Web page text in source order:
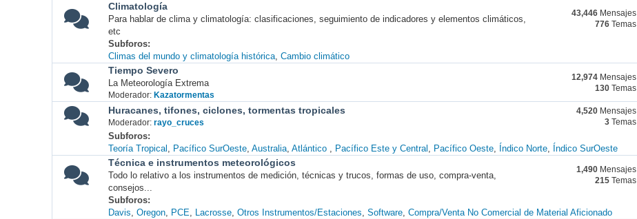
Climatología
Para hablar de clima y climatología: clasificaciones, seguimiento de indicadores y elementos climáticos,
etc
43,446 Mensajes
776 Temas
Subforos
Climas del mundo y climatología histórica Cambio climático
Tiempo Severo
La Meteorología Extrema
Moderador: Kazatormentas
12,974 Mensajes
130 Temas
Huracanes, tifones, ciclones, tormentas tropicales
Moderador: rayo_cruces
4,520 Mensajes
3 Temas
Subforos
Teoría Tropical
Pacífico SurOeste Australia Atlántico Pacífico Este y Central Pacífico Oeste Índico Norte Índico SurOeste
Técnica e instrumentos meteorológicos
Todo lo relativo a los instrumentos de medición, técnicas y trucos, formas de uso, compra-venta,
consejos...
1,490 Mensajes
215 Temas
Subforos
Davis Oregon PCE Lacrosse Otros Instrumentos/Estaciones Software Compra/Venta No Comercial de Material Aficionado